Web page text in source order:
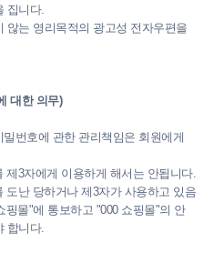
집니다.
않는 영리목적의 광고성 전자우편을
대한 의무)
번호에 관한 관리책임은 회원에게
제3자에게 이용하게 해서는 안됩니다.
도난 당하거나 제3자가 사용하고 있음
핑몰"에 통보하고 "000 쇼핑몰"의 안
합니다.